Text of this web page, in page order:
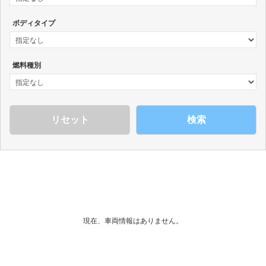
ボディタイプ
燃料種別
検索
現在、車両情報はありません。